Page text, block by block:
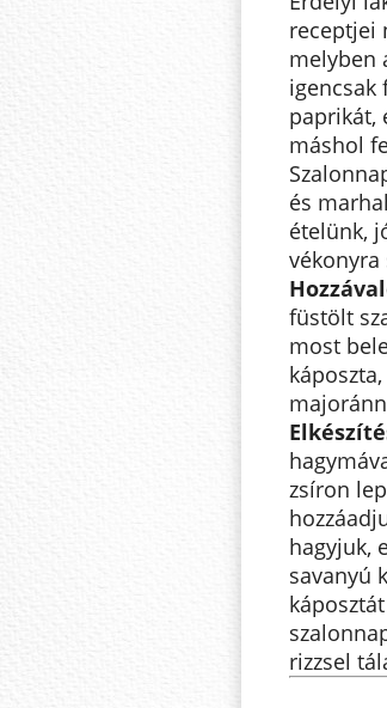
receptjei
melyben
igencsak
paprikát,
máshol
és
ételünk,
vékonyra
füstölt
most
zsíron
hagyjuk,
savanyú
rizzsel